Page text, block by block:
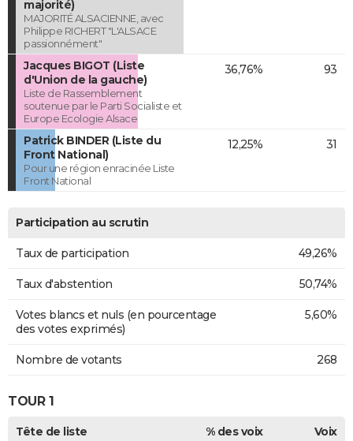
majorité)
MAJORITÉ ALSACIENNE, avec
Philippe RICHERT "L'ALSACE
passionnément"
Jacques BIGOT (Liste
d'Union de la gauche)
Liste de Rassemblement
soutenue par le Parti Socialiste et
Europe Ecologie Alsace
36,76% 93
Patrick BINDER (Liste du
Front National)
Pour une région enracinée Liste
Front National
12,25% 31
Participation au scrutin
Taux de participation 49,26%
Taux d'abstention 50,74%
Votes blancs et nuls (en pourcentage
des votes exprimés)
5,60%
Nombre de votants 268
TOUR 1
Tête de liste % des voix Voix